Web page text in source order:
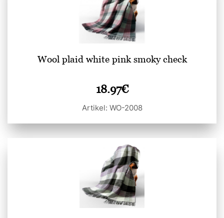
Wool plaid white pink smoky check
18.97€
Artikel: WO-2008